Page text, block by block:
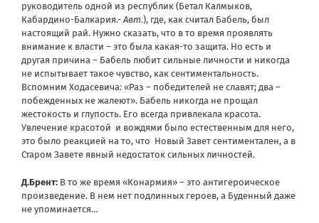
руководитель одной из республик (Бетал Калмыков,
Кабардино-Балкария.-Авт.), где, как считал Бабель, был
настоящий рай. Нужно сказать, что в то время проявлять
внимание к власти – это была какая-то защита. Но есть и
другая причина – Бабель любит сильные личности и никогда
не испытывает такое чувство, как сентиментальность.
Вспомним Ходасевича: «Раз – победителей не славят; два –
побежденных не жалеют». Бабель никогда не прощал
жестокость и глупость. Его всегда привлекала красота.
Увлечение красотой и вождями было естественным для него,
это было реакцией на то, что Новый Завет сентиментален, а в
Старом Завете явный недостаток сильных личностей.
Д.Брент: В то же время «Конармия» – это антигероическое
произведение. В нем нет подлинных героев, а Буденный даже
не упоминается…